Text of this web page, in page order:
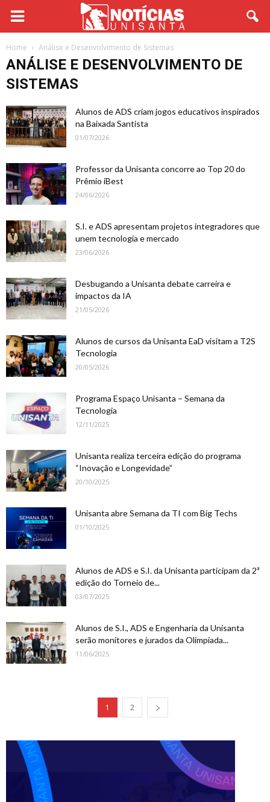
Home Análise e Desenvolvimento de Sistemas
ANÁLISE E DESENVOLVIMENTO DE
SISTEMAS
Alunos de ADS criam jogos educativos inspirados
na Baixada Santista
01/07/2026
Professor da Unisanta concorre ao Top 20 do
Prêmio iBest
24/06/2026
S.I. e ADS apresentam projetos integradores que
unem tecnologia e mercado
23/06/2026
Desbugando a Unisanta debate carreira e
impactos da IA
21/05/2026
Alunos de cursos da Unisanta EaD visitam a T2S
Tecnologia
20/05/2026
Programa Espaço Unisanta – Semana da
Tecnologia
12/11/2025
Unisanta realiza terceira edição do programa
“Inovação e Longevidade”
20/10/2025
Unisanta abre Semana da TI com Big Techs
01/10/2025
Alunos de ADS e S.I. da Unisanta participam da 2ª
edição do Torneio de...
03/07/2025
Alunos de S.I., ADS e Engenharia da Unisanta
serão monitores e jurados da Olimpíada...
11/06/2025
1 2